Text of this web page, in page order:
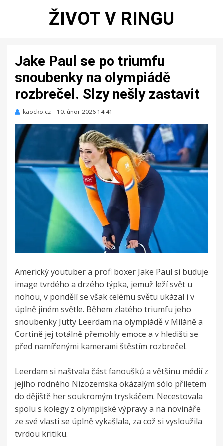
ŽIVOT V RINGU
Jake Paul se po triumfu
snoubenky na olympiádě
rozbrečel. Slzy nešly zastavit
kaocko.cz
Zveřejněno
10. únor 2026 14:41
Americký youtuber a profi boxer Jake Paul si buduje
image tvrdého a drzého týpka, jemuž leží svět u
nohou, v pondělí se však celému světu ukázal i v
úplně jiném světle. Během zlatého triumfu jeho
snoubenky Jutty Leerdam na olympiádě v Miláně a
Cortině jej totálně přemohly emoce a v hledišti se
před namířenými kamerami štěstím rozbrečel.
Leerdam si naštvala část fanoušků a většinu médií z
jejího rodného Nizozemska okázalým sólo příletem
do dějiště her soukromým tryskáčem. Necestovala
spolu s kolegy z olympijské výpravy a na novináře
ze své vlasti se úplně vykašlala, za což si vysloužila
tvrdou kritiku.